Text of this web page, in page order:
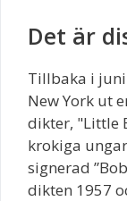
Det är
Tillbaka i
New York ut
dikter, "Little
krokiga
signerad
dikten 1957